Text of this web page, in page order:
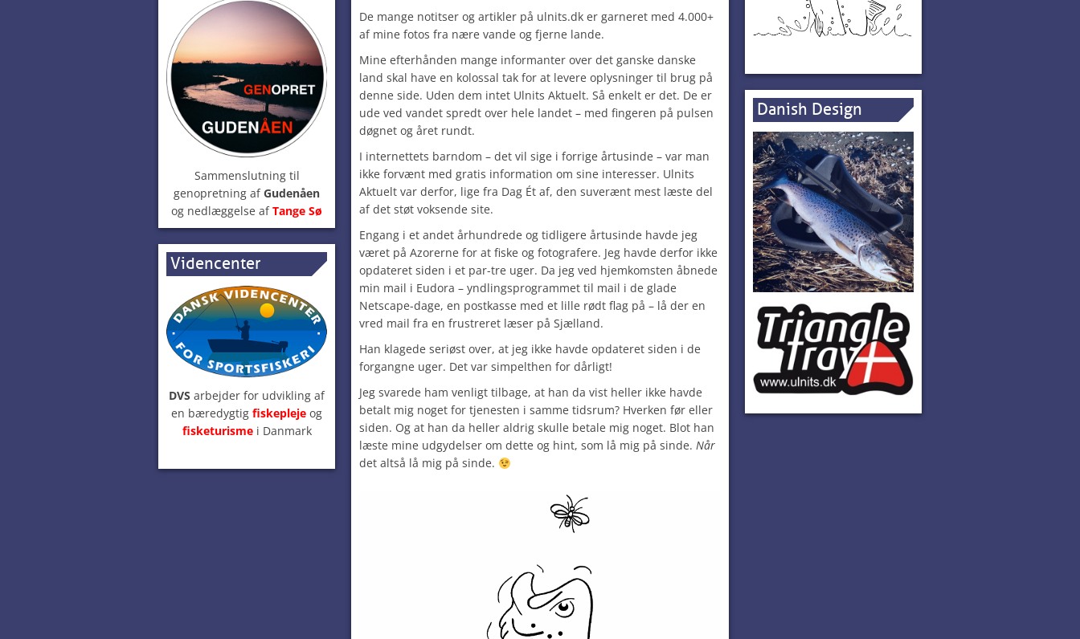
Sammenslutning til
genopretning afGudenåen
og nedlæggelse afTange Sø
Videncenter
DVS arbejder for udvikling af
en bæredygtig fiskepleje og
fisketurisme i Danmark
De mange notitser og artikler på ulnits.dk er garneret med 4.000+
af mine fotos fra nære vande og fjerne lande.
Mine efterhånden mange informanter over det ganske danske
land skal have en kolossal tak for at levere oplysninger til brug på
denne side. Uden dem intet Ulnits Aktuelt. Så enkelt er det. De er
ude ved vandet spredt over hele landet – med fingeren på pulsen
døgnet og året rundt.
I internettets barndom – det vil sige i forrige årtusinde – var man
ikke forvænt med gratis information om sine interesser. Ulnits
Aktuelt var derfor, lige fra Dag Ét af, den suverænt mest læste del
af det støt voksende site.
Engang i et andet århundrede og tidligere årtusinde havde jeg
været på Azorerne for at fiske og fotografere. Jeg havde derfor ikke
opdateret siden i et par-tre uger. Da jeg ved hjemkomsten åbnede
min mail i Eudora – yndlingsprogrammet til mail i de glade
Netscape-dage, en postkasse med et lille rødt flag på – lå der en
vred mail fra en frustreret læser på Sjælland.
Han klagede seriøst over, at jeg ikke havde opdateret siden i de
forgangne uger. Det var simpelthen for dårligt!
Jeg svarede ham venligt tilbage, at han da vist heller ikke havde
betalt mig noget for tjenesten i samme tidsrum? Hverken før eller
siden. Og at han da heller aldrig skulle betale mig noget. Blot han
læste mine udgydelser om dette og hint, som lå mig på sinde. Når
det altså lå mig på sinde.
Danish Design